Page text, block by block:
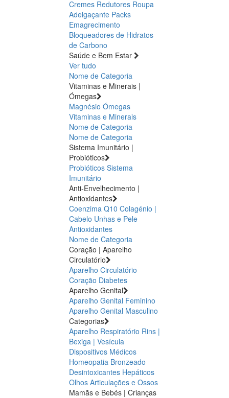
Cremes Redutores Roupa
Adelgaçante Packs
Emagrecimento
Bloqueadores de Hidratos
de Carbono
Saúde e Bem Estar
Ver tudo
Nome de Categoria
Vitaminas e Minerais |
Ómegas
Magnésio Ómegas
Vitaminas e Minerais
Nome de Categoria
Nome de Categoria
Sistema Imunitário |
Probióticos
Probióticos Sistema
Imunitário
Anti-Envelhecimento |
Antioxidantes
Coenzima Q10 Colagénio |
Cabelo Unhas e Pele
Antioxidantes
Nome de Categoria
Coração | Aparelho
Circulatório
Aparelho Circulatório
Coração Diabetes
Aparelho Genital
Aparelho Genital Feminino
Aparelho Genital Masculino
Categorias
Aparelho Respiratório Rins |
Bexiga | Vesícula
Dispositivos Médicos
Homeopatia Bronzeado
Desintoxicantes Hepáticos
Olhos Articulações e Ossos
Mamãs e Bebés | Crianças